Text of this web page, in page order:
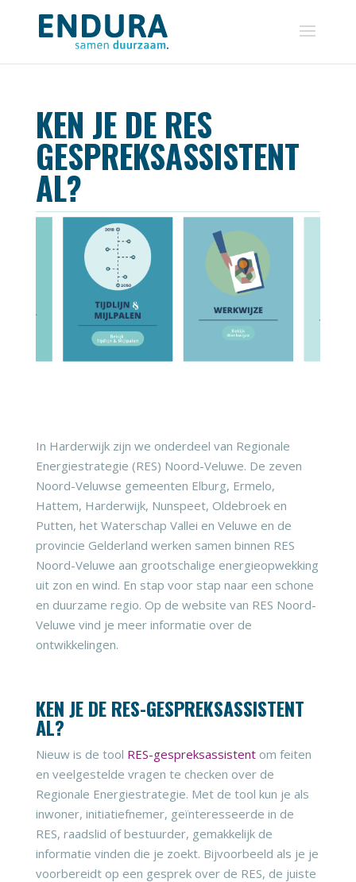
KEN JE DE RES
GESPREKSASSISTENT
AL?
In Harderwijk zijn we onderdeel van Regionale
Energiestrategie (RES) Noord-Veluwe. De zeven
Noord-Veluwse gemeenten Elburg, Ermelo,
Hattem, Harderwijk, Nunspeet, Oldebroek en
Putten, het Waterschap Vallei en Veluwe en de
provincie Gelderland werken samen binnen RES
Noord-Veluwe aan grootschalige energieopwekking
uit zon en wind. En stap voor stap naar een schone
en duurzame regio. Op de website van RES Noord-
Veluwe vind je meer informatie over de
ontwikkelingen.
KEN JE DE RES-GESPREKSASSISTENT
AL?
Nieuw is de tool RES-gespreksassistentom feiten
en veelgestelde vragen te checken over de
Regionale Energiestrategie. Met de tool kun je als
inwoner, initiatiefnemer, geïnteresseerde in de
RES, raadslid of bestuurder, gemakkelijk de
informatie vinden die je zoekt. Bijvoorbeeld als je je
voorbereidt op een gesprek over de RES, de juiste